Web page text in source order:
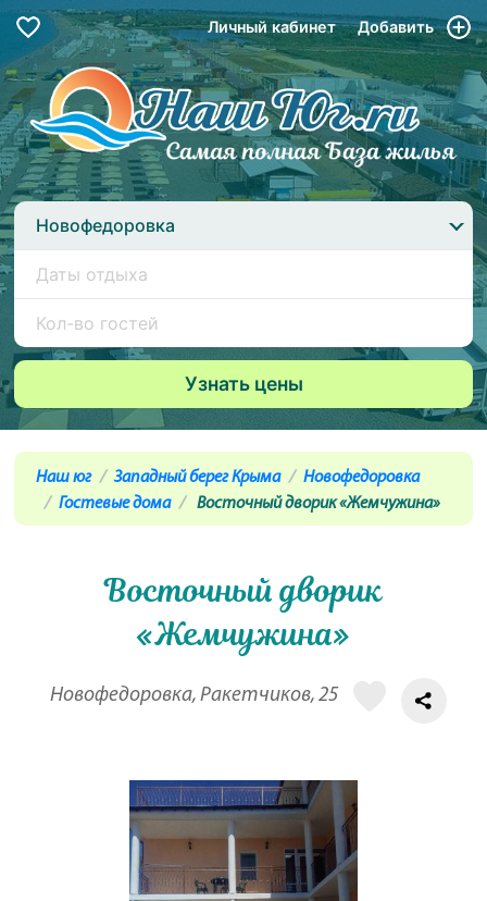
Личный кабинет Добавить
Новофедоровка
Наш юг Западный берег Крыма
Новофедоровка
Гостевые дома
Восточный дворик «Жемчужина»
Восточный дворик
«Жемчужина»
Новофедоровка, Ракетчиков, 25